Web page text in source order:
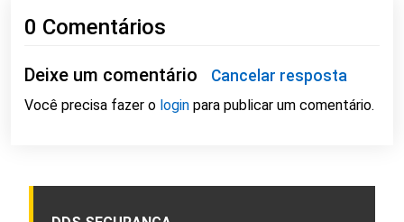
0 Comentários
Deixe um comentário Cancelar resposta
Você precisa fazer o login para publicar um comentário.